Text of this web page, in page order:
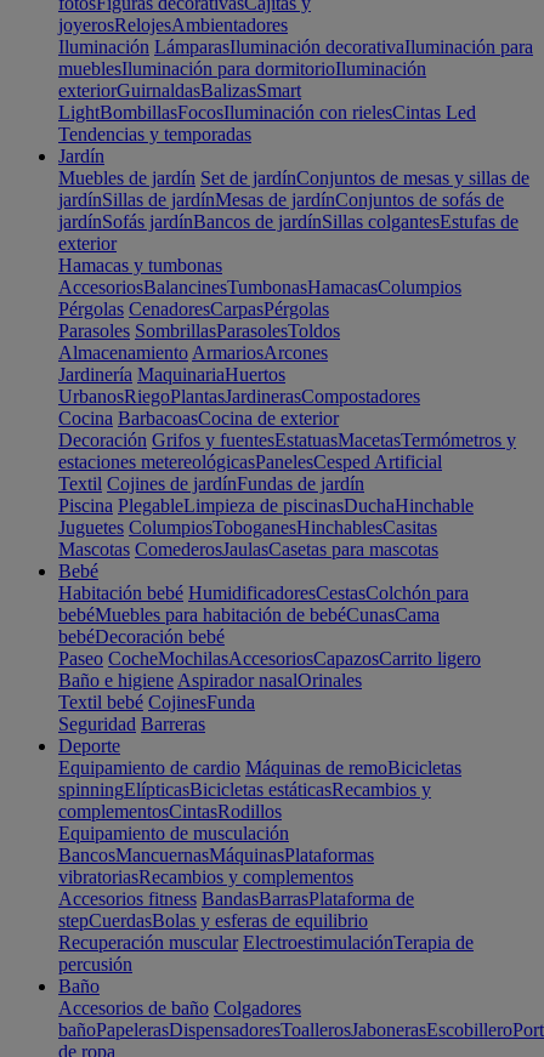
joyerosRelojesAmbientadores
Iluminación LámparasIluminación decorativaIluminación para
mueblesIluminación para dormitorioIluminación
exteriorGuirnaldasBalizasSmart
LightBombillasFocosIluminación con rielesCintas Led
Tendencias y temporadas
Jardín
Muebles de jardín Set de jardínConjuntos de mesas y sillas de
jardínSillas de jardínMesas de jardínConjuntos de sofás de
jardínSofás jardínBancos de jardínSillas colgantesEstufas de
exterior
Hamacas y tumbonas
AccesoriosBalancinesTumbonasHamacasColumpios
Pérgolas CenadoresCarpasPérgolas
Parasoles SombrillasParasolesToldos
Almacenamiento ArmariosArcones
Jardinería MaquinariaHuertos
UrbanosRiegoPlantasJardinerasCompostadores
Cocina BarbacoasCocina de exterior
Decoración Grifos y fuentesEstatuasMacetasTermómetros y
estaciones metereológicasPanelesCesped Artificial
Textil Cojines de jardínFundas de jardín
Piscina PlegableLimpieza de piscinasDuchaHinchable
Juguetes ColumpiosToboganesHinchablesCasitas
Mascotas ComederosJaulasCasetas para mascotas
Bebé
Habitación bebé HumidificadoresCestasColchón para
bebéMuebles para habitación de bebéCunasCama
bebéDecoración bebé
Paseo CocheMochilasAccesoriosCapazosCarrito ligero
Baño e higiene Aspirador nasalOrinales
Textil bebé CojinesFunda
Seguridad Barreras
Deporte
Equipamiento de cardio Máquinas de remoBicicletas
spinningElípticasBicicletas estáticasRecambios y
complementosCintasRodillos
Equipamiento de musculación
BancosMancuernasMáquinasPlataformas
vibratoriasRecambios y complementos
Accesorios fitness BandasBarrasPlataforma de
stepCuerdasBolas y esferas de equilibrio
Recuperación muscular ElectroestimulaciónTerapia de
percusión
Baño
Accesorios de baño Colgadores
bañoPapelerasDispensadoresToallerosJabonerasEscobillero
de ropa